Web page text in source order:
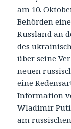
am 10.
Behörden
Russland an
des
über seine
neuen
eine
Information
Wladimir
am